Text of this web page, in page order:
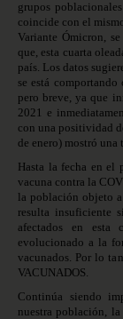
grupos
coincide con el
Variante Ómicron,
que, esta cuarta
país. Los datos
se está
pero breve, ya que
2021 e
con una positividad
de enero) mostró una
Hasta la fecha en el
vacuna contra la
la población objeto a
resulta insuficiente
afectados en esta
evolucionado a la
vacunados. Por lo
VACUNADOS.
Continúa siendo
nuestra población,